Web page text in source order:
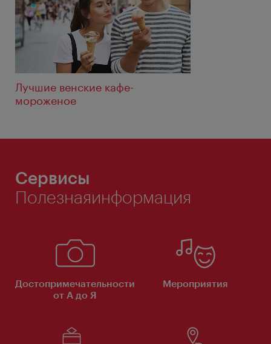
Лучшие венские кафе-
мороженое
Сервисы
Полезнаяинформация
Достопримечательности
от А до Я
Мероприятия